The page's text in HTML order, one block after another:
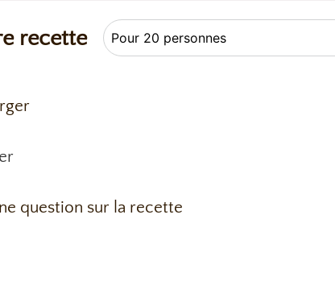
recette
question sur la recette